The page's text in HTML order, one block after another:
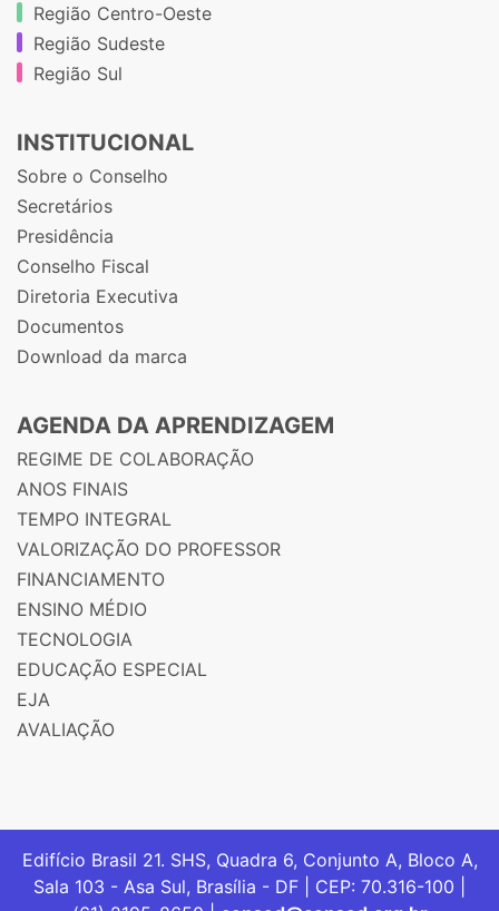
Região Centro-Oeste
Região Sudeste
Região Sul
INSTITUCIONAL
Sobre o Conselho
Secretários
Presidência
Conselho Fiscal
Diretoria Executiva
Documentos
Download da marca
AGENDA DA APRENDIZAGEM
REGIME DE COLABORAÇÃO
ANOS FINAIS
TEMPO INTEGRAL
VALORIZAÇÃO DO PROFESSOR
FINANCIAMENTO
ENSINO MÉDIO
TECNOLOGIA
EDUCAÇÃO ESPECIAL
EJA
AVALIAÇÃO
Edifício Brasil 21. SHS, Quadra 6, Conjunto A, Bloco A,
Sala 103 - Asa Sul, Brasília - DF | CEP: 70.316-100 |